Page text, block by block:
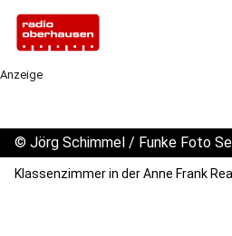
Anzeige
© Jörg Schimmel / Funke Foto
Klassenzimmer in der Anne Frank